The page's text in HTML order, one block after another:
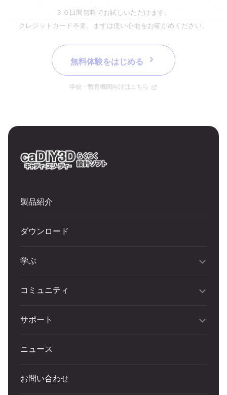
３０日間無料でお試しいただけます。
クレジットカード不要。まずは使い心地をお確かめください。
無料体験をはじめる
学校・教育機関向けはこちら
製品紹介
ダウンロード
学ぶ
コミュニティ
サポート
ニュース
お問い合わせ